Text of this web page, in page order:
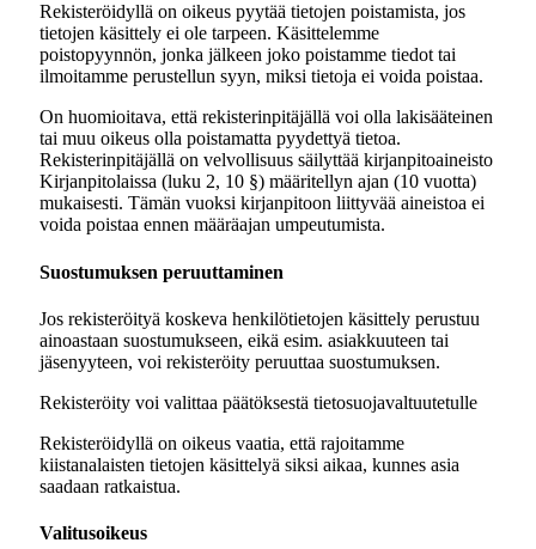
Rekisteröidyllä on oikeus pyytää tietojen poistamista, jos
tietojen käsittely ei ole tarpeen. Käsittelemme
poistopyynnön, jonka jälkeen joko poistamme tiedot tai
ilmoitamme perustellun syyn, miksi tietoja ei voida poistaa.
On huomioitava, että rekisterinpitäjällä voi olla lakisääteinen
tai muu oikeus olla poistamatta pyydettyä tietoa.
Rekisterinpitäjällä on velvollisuus säilyttää kirjanpitoaineisto
Kirjanpitolaissa (luku 2, 10 §) määritellyn ajan (10 vuotta)
mukaisesti. Tämän vuoksi kirjanpitoon liittyvää aineistoa ei
voida poistaa ennen määräajan umpeutumista.
Suostumuksen peruuttaminen
Jos rekisteröityä koskeva henkilötietojen käsittely perustuu
ainoastaan suostumukseen, eikä esim. asiakkuuteen tai
jäsenyyteen, voi rekisteröity peruuttaa suostumuksen.
Rekisteröity voi valittaa päätöksestä tietosuojavaltuutetulle
Rekisteröidyllä on oikeus vaatia, että rajoitamme
kiistanalaisten tietojen käsittelyä siksi aikaa, kunnes asia
saadaan ratkaistua.
Valitusoikeus